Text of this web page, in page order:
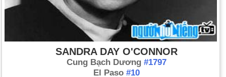
SANDRA DAY O'CONNOR
Cung Bạch Dương #1797
El Paso #10